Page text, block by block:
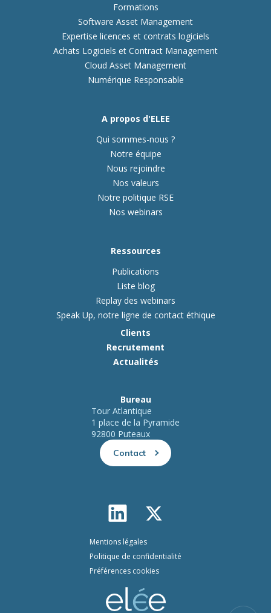
Formations
Software Asset Management
Expertise licences et contrats logiciels
Achats Logiciels et Contract Management
Cloud Asset Management
Numérique Responsable
A propos d'ELEE
Qui sommes-nous ?
Notre équipe
Nous rejoindre
Nos valeurs
Notre politique RSE
Nos webinars
Ressources
Publications
Liste blog
Replay des webinars
Speak Up, notre ligne de contact éthique
Clients
Recrutement
Actualités
Bureau
Tour Atlantique
1 place de la Pyramide
92800 Puteaux
Contact
Mentions légales
Politique de confidentialité
Préférences cookies